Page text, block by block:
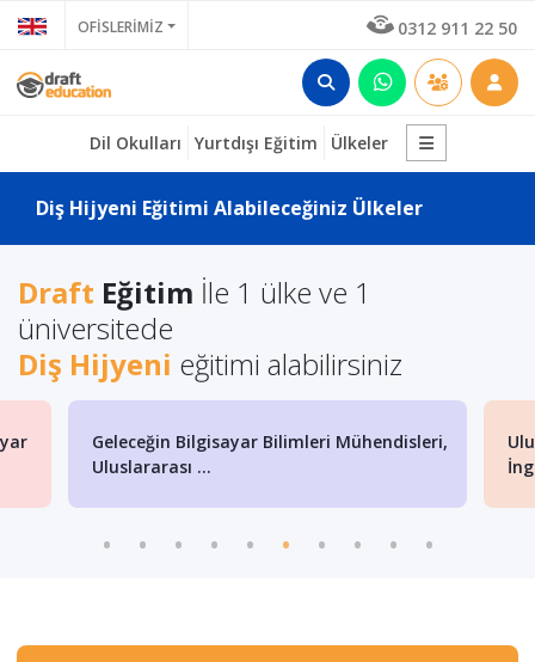
OFİSLERİMİZ 0312 911 22 50
Dil Okulları Yurtdışı Eğitim Ülkeler
Diş Hijyeni Eğitimi Alabileceğiniz Ülkeler
Draft Eğitim İle 1 ülke ve 1
üniversitede
Diş Hijyeni eğitimi alabilirsiniz
Bilimleri Mühendisleri,
Uluslararası Saraybosna